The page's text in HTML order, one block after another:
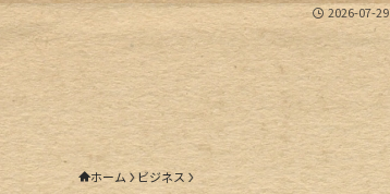
2026-07-29
ホーム ビジネス